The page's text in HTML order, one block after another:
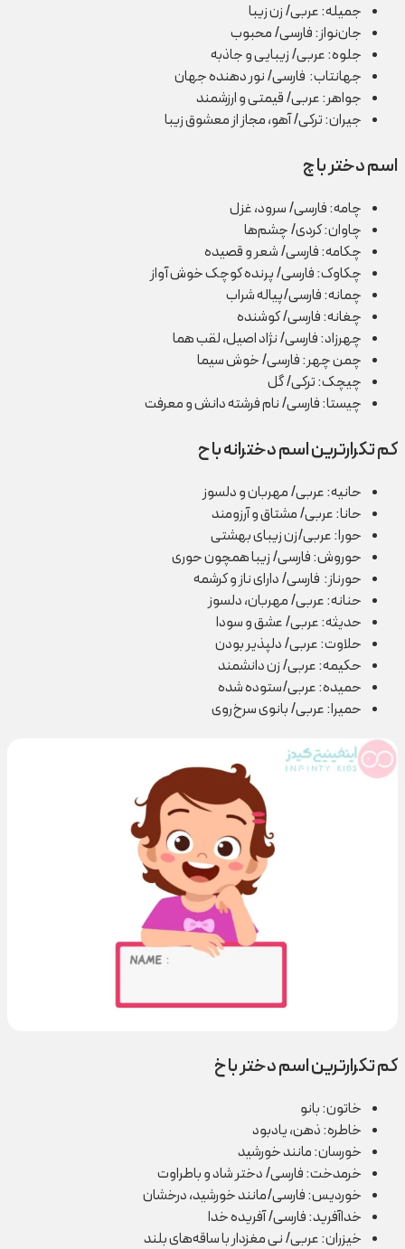
جمیله: عربی/ زن زیبا
جان‌نواز: فارسی/ محبوب
جلوه: عربی/ زیبایی و جاذبه
جهانتاب: فارسی/ نور دهنده جهان
جواهر: عربی/ قیمتی و ارزشمند
جیران: ترکی/ آهو، مجاز از معشوق زیبا
اسم دختر با چ
چامه: فارسی/ سرود، غزل
چاوان: کردی/ چشم‌ها
چکامه: فارسی/ شعر و قصیده
چکاوک: فارسی/ پرنده کوچک خوش آواز
چمانه: فارسی/پیاله شراب
چغانه: فارسی/ کوشنده
چهرزاد: فارسی/ نژاد اصیل، لقب هما
چمن چهر: فارسی/ خوش سیما
چیچک: ترکی/ گل
چیستا: فارسی/ نام فرشته دانش و معرفت
کم تکرارترین اسم دخترانه با ح
حانیه: عربی/ مهربان و دلسوز
حانا: عربی/ مشتاق و آرزومند
حورا: عربی/زن زیبای بهشتی
حوروش: فارسی/ زیبا همچون حوری
حورناز: فارسی/ دارای ناز و کرشمه
حنانه: عربی/ مهربان، دلسوز
حدیثه: عربی/ عشق و سودا
حلاوت: عربی/ دلپذیر بودن
حکیمه: عربی/ زن دانشمند
حمیده: عربی/ستوده شده
حمیرا: عربی/ بانوی سرخ‌روی
کم تکرارترین اسم دختر با خ
خاتون: بانو
خاطره: ذهن، یادبود
خورسان: مانند خورشید
خرمدخت: فارسی/ دختر شاد و باطراوت
خوردیس: فارسی/مانند خورشید، درخشان
خداآفرید: فارسی/ آفریده خدا
خیزران: عربی/ نی مغزدار با ساقه‌های بلند